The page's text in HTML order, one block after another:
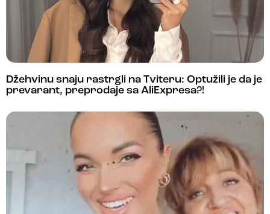
Džehvinu snaju rastrgli na Tviteru: Optužili je da je
prevarant, preprodaje sa AliExpresa?!